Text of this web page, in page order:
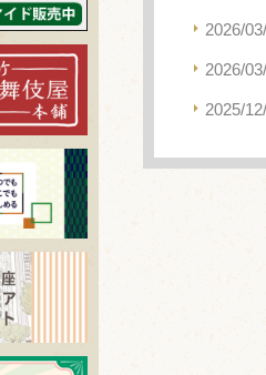
2026/
2026/
2025/